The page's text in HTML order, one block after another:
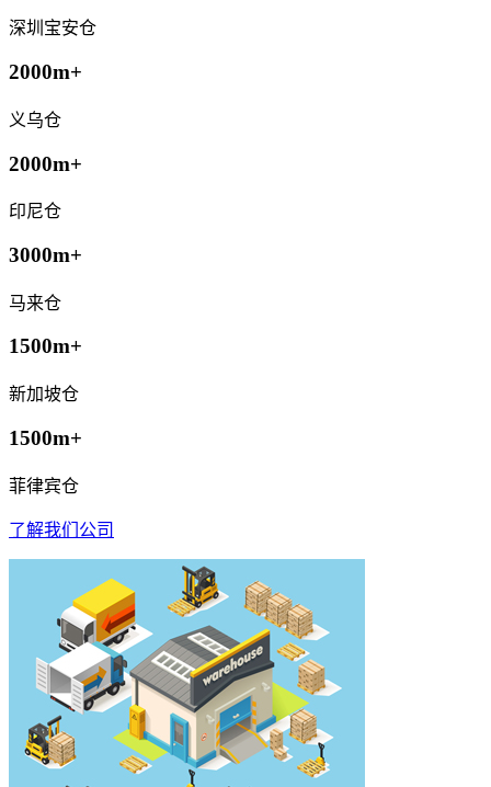
深圳宝安仓
2000m+
义乌仓
2000m+
印尼仓
3000m+
马来仓
1500m+
新加坡仓
1500m+
菲律宾仓
了解我们公司